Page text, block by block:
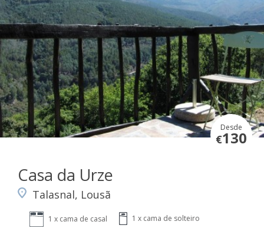
Desde
€130
Casa da Urze
Talasnal, Lousã
1 x cama de casal 1 x cama de solteiro